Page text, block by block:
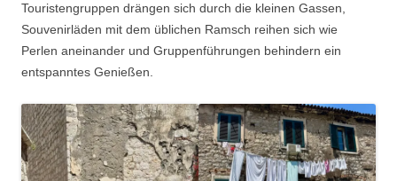
Touristengruppen drängen sich durch die kleinen Gassen,
Souvenirläden mit dem üblichen Ramsch reihen sich wie
Perlen aneinander und Gruppenführungen behindern ein
entspanntes Genießen.